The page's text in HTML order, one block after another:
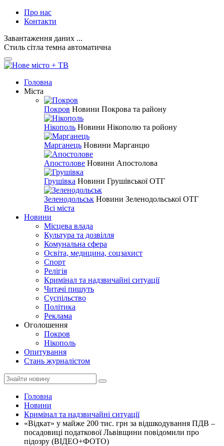
Про нас
Контакти
Завантаження даних ...
Стиль сітла темна автоматична
Головна
Міста
Покров Новини Покрова та району
Нікополь Новини Нікополю та ройону
Марганець Новини Марганцю
Апостолове Новини Апостолова
Грушівка Новини Грушівської ОТГ
Зеленодольськ Новини Зеленодольської ОТГ
Всі міста
Новини
Місцева влада
Культура та дозвілля
Комунальна сфера
Освіта, медицина, соцзахист
Спорт
Релігія
Кримінал та надзвичайні ситуації
Читачі пишуть
Суспільство
Політика
Реклама
Оголошення
Покров
Нікополь
Опитування
Стань журналістом
Головна
Новини
Кримінал та надзвичайні ситуації
«Відкат» у майже 200 тис. грн за відшкодування ПДВ –
посадовиці податкової Львівщини повідомили про
підозру (ВІДЕО+ФОТО)